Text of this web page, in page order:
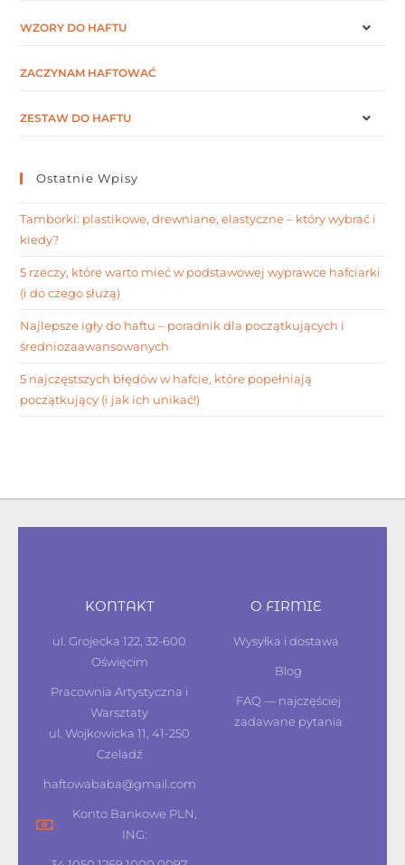
WZORY DO HAFTU
ZACZYNAM HAFTOWAĆ
ZESTAW DO HAFTU
Ostatnie Wpisy
Tamborki: plastikowe, drewniane, elastyczne – który wybrać i
kiedy?
5 rzeczy, które warto mieć w podstawowej wyprawce hafciarki
(i do czego służą)
Najlepsze igły do haftu – poradnik dla początkujących i
średniozaawansowanych
5 najczęstszych błędów w hafcie, które popełniają
początkujący (i jak ich unikać!)
KONTAKT
ul. Grojecka 122, 32-600
Oświęcim
Pracownia Artystyczna i
Warsztaty
ul. Wojkowicka 11, 41-250
Czeladź
haftowababa@gmail.com
Konto Bankowe PLN,
ING:
O FIRMIE
Wysyłka i dostawa
Blog
FAQ — najczęściej
zadawane pytania